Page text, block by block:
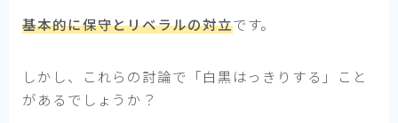
基本的に保守とリベラルの対立です。
しかし、これらの討論で「白黒はっきりする」こと
があるでしょうか？